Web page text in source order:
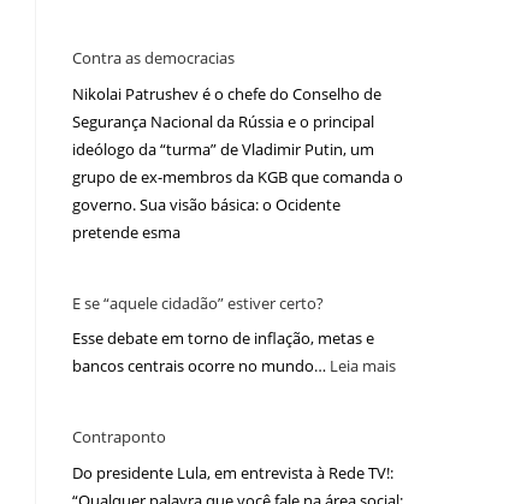
Contra as democracias
Nikolai Patrushev é o chefe do Conselho de
Segurança Nacional da Rússia e o principal
ideólogo da “turma” de Vladimir Putin, um
grupo de ex-membros da KGB que comanda o
governo. Sua visão básica: o Ocidente
pretende esma
E se “aquele cidadão” estiver certo?
Esse debate em torno de inflação, metas e
bancos centrais ocorre no mundo… Leia mais
Contraponto
Do presidente Lula, em entrevista à Rede TV!: